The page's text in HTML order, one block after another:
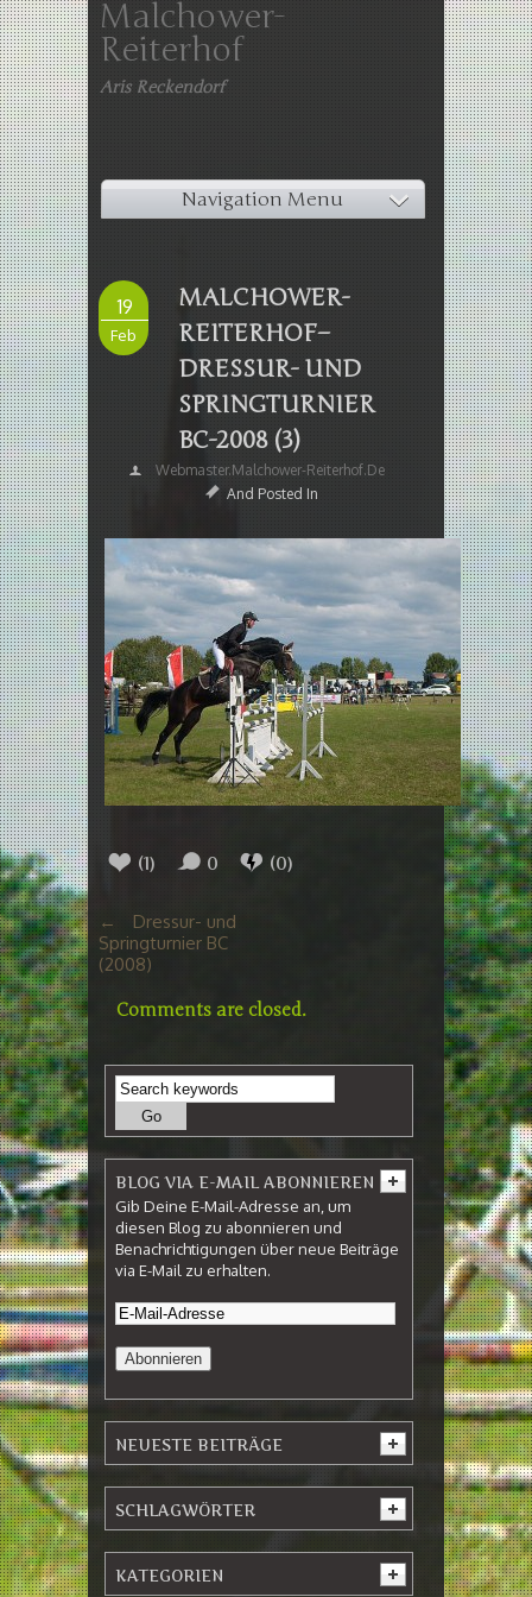
Malchower-
Reiterhof
Aris Reckendorf
Navigation Menu
19
Feb
MALCHOWER-
REITERHOF–
DRESSUR- UND
SPRINGTURNIER
BC-2008 (3)
Webmaster.malchower-Reiterhof.de
And Posted In
(1) 0 (0)
←
Dressur- und
Springturnier BC
(2008)
Comments are closed.
BLOG VIA E-MAIL ABONNIEREN
Gib Deine E-Mail-Adresse an, um
diesen Blog zu abonnieren und
Benachrichtigungen über neue Beiträge
via E-Mail zu erhalten.
NEUESTE BEITRÄGE
SCHLAGWÖRTER
KATEGORIEN